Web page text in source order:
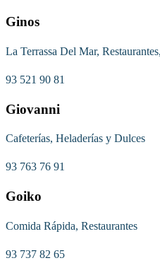
Ginos
La Terrassa Del Mar,
93 521 90 81
Giovanni
Cafeterías, Heladerías y Dulces
93 763 76 91
Goiko
Comida Rápida, Restaurantes
93 737 82 65